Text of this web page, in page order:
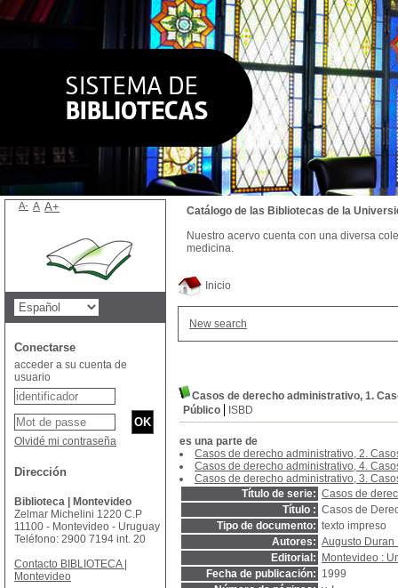
Inicio
New search
Casos de derecho administrativo, 1.
Público
ISBD
es una parte de
Casos de derecho administrativo, 2.
Casos de derecho administrativo, 4.
Casos de derecho administrativo, 3.
Título de serie: Casos de
Título : Casos de
Tipo de documento: texto impreso
Autores: Augusto Duran
Editorial:
Montevideo :
Fecha de publicación: 1999
Catálogo de las Bibliotecas de la
Nuestro acervo cuenta con una diversa
medicina.
A- A A+
Conectarse
acceder a su cuenta de
usuario
Olvidé mi contraseña
Dirección
Biblioteca | Montevideo
Zelmar Michelini 1220 C.P
11100 - Montevideo - Uruguay
Teléfono: 2900 7194 int. 20
Contacto BIBLIOTECA |
Montevideo